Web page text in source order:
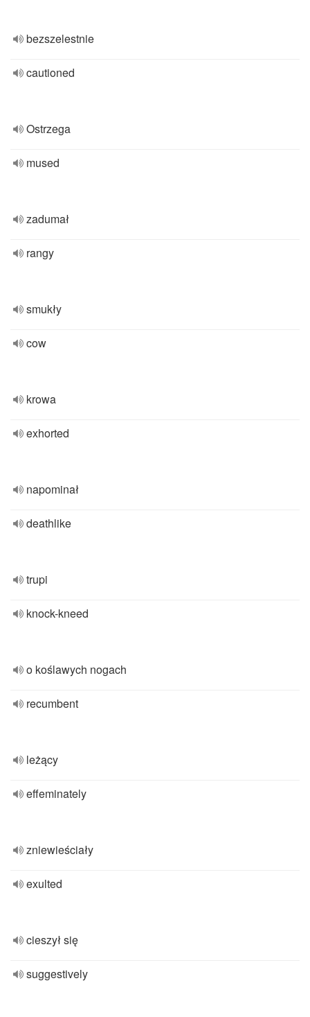
bezszelestnie
cautioned
Ostrzega
mused
zadumał
rangy
smukły
cow
krowa
exhorted
napominał
deathlike
trupi
knock-kneed
o koślawych nogach
recumbent
leżący
effeminately
zniewieściały
exulted
cieszył się
suggestively